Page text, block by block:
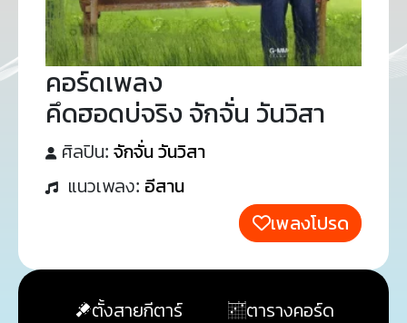
คอร์ดเพลง
คึดฮอดบ่จริง จักจั่น วันวิสา
ศิลปิน: จักจั่น วันวิสา
แนวเพลง: อีสาน
เพลงโปรด
ตั้งสายกีตาร์
ตารางคอร์ด